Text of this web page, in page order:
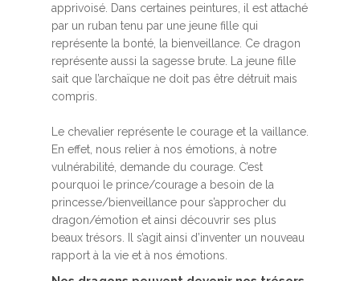
apprivoisé. Dans certaines peintures, il est attaché
par un ruban tenu par une jeune fille qui
représente la bonté, la bienveillance. Ce dragon
représente aussi la sagesse brute. La jeune fille
sait que l’archaïque ne doit pas être détruit mais
compris.
Le chevalier représente le courage et la vaillance.
En effet, nous relier à nos émotions, à notre
vulnérabilité, demande du courage. C’est
pourquoi le prince/courage a besoin de la
princesse/bienveillance pour s’approcher du
dragon/émotion et ainsi découvrir ses plus
beaux trésors. Il s’agit ainsi d’inventer un nouveau
rapport à la vie et à nos émotions.